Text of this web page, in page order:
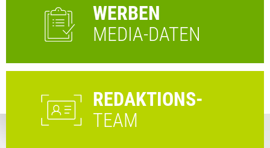
WERBEN
MEDIA-DATEN
REDAKTIONS-
TEAM